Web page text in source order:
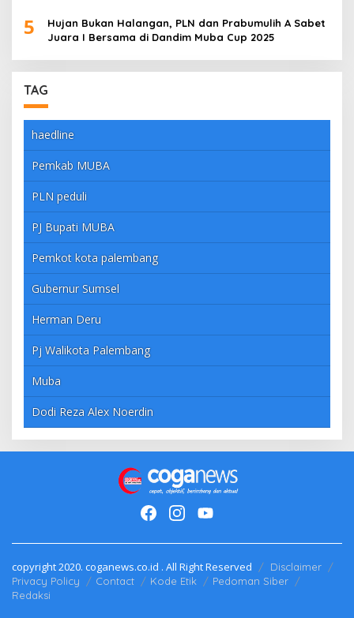
5
Hujan Bukan Halangan, PLN dan Prabumulih A Sabet
Juara I Bersama di Dandim Muba Cup 2025
TAG
haedline
Pemkab MUBA
PLN peduli
PJ Bupati MUBA
Pemkot kota palembang
Gubernur Sumsel
Herman Deru
Pj Walikota Palembang
Muba
Dodi Reza Alex Noerdin
copyright 2020. coganews.co.id . All Right Reserved
Disclaimer
Privacy Policy
Contact Kode Etik
Pedoman Siber
Redaksi